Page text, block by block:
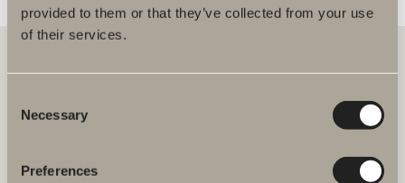
provided to them or that they’ve collected from your use
of their services.
Selection
Necessary
Preferences
Hos oss hittar du allt för hela badrummet. Från badrumsmöbler,
tvättställ och blandare till duschar, badkar, handdukstorkar och WC.
Svedbergs i Dalstorp AB